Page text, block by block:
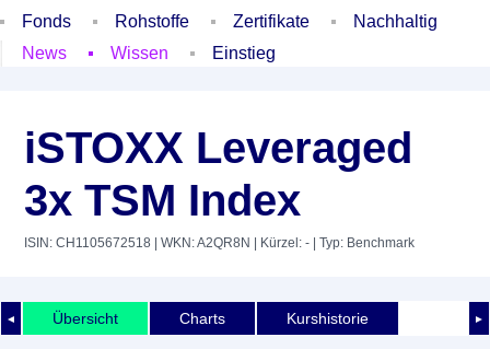
Fonds
Rohstoffe Zertifikate
Nachhaltig
News
Wissen Einstieg
iSTOXX Leveraged
3x TSM Index
ISIN: CH1105672518 | WKN: A2QR8N | Kürzel: - | Typ: Benchmark
◄ ►
Übersicht Charts Kurshistorie